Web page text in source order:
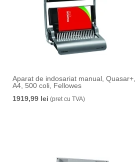
Aparat de indosariat manual, Quasar+,
A4, 500 coli, Fellowes
1919,99 lei (pret cu TVA)